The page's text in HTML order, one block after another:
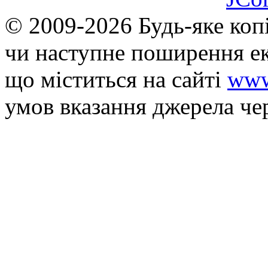
© 2009-2026 Будь-яке
чи наступне поширення
що мiститься на сайті
умов вказання джерела